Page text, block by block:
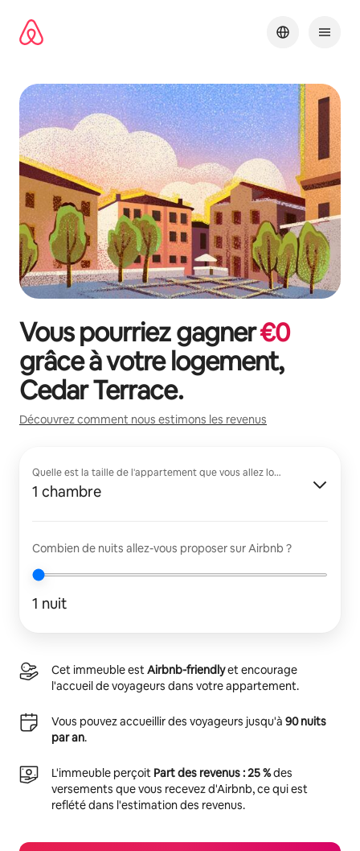
directement
Vous pourriez gagner€0
grâce à votre logement,
Cedar Terrace.
Découvrez comment nous estimons les revenus
Quelle est la taille de l'appartement que vous allez louer ?
1 chambre
Combien de nuits allez-vous proposer sur Airbnb ?
1 nuit
Cet immeuble estAirbnb-friendlyet encourage
l'accueil de voyageurs dans votre appartement.
Vous pouvez accueillir des voyageurs jusqu'à 90 nuits
par an.
L'immeuble perçoit Part des revenus : 25 %des
versements que vous recevez d'Airbnb, ce qui est
reflété dans l'estimation des revenus.